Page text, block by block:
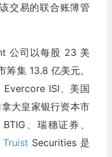
交易的联合账簿管
公司以每股 23 美
集 13.8 亿美元。
Evercore ISI、美国
大皇家银行资本市
、瑞穗证券、
Truist Securities 是